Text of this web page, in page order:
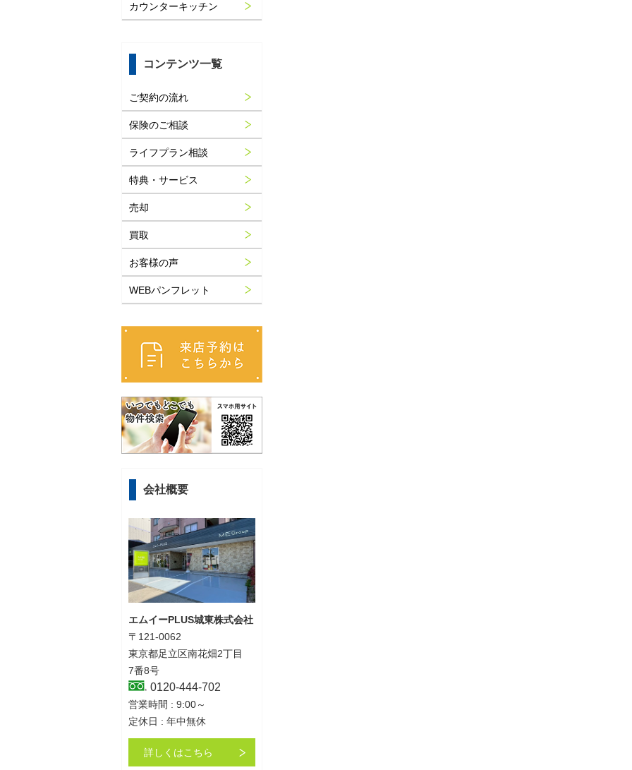
カウンターキッチン
コンテンツ一覧
ご契約の流れ
保険のご相談
ライフプラン相談
特典・サービス
売却
買取
お客様の声
WEBパンフレット
会社概要
エムイーPLUS城東株式会社
〒121-0062
東京都足立区南花畑2丁目
7番8号
0120-444-702
営業時間 : 9:00～
定休日 : 年中無休
詳しくはこちら